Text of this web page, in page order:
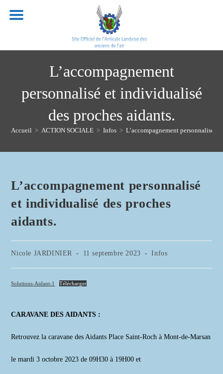
L’accompagnement
personnalisé et individualisé
des proches aidants.
Accueil > ACTION SOCIALE > Infos > L’accompagnement personnalisé
L’accompagnement personnalisé
et individualisé des proches
aidants.
Auteur/autrice
publication :
Nicole JARDINIER
Publication
11 septembre 2023
Post
Infos
Solutions-Aidant-1 Télécharger
CARAVANE DES AIDANTS :
Retrouvez la caravane des Aidants Place Saint-Roch à Mont-de-Marsan
le mardi 3 octobre 2023 de 09H30 à 19H00 et